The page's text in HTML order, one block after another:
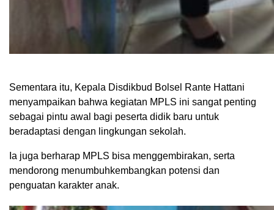
Sementara itu, Kepala Disdikbud Bolsel Rante Hattani
menyampaikan bahwa kegiatan MPLS ini sangat penting
sebagai pintu awal bagi peserta didik baru untuk
beradaptasi dengan lingkungan sekolah.
Ia juga berharap MPLS bisa menggembirakan, serta
mendorong menumbuhkembangkan potensi dan
penguatan karakter anak.